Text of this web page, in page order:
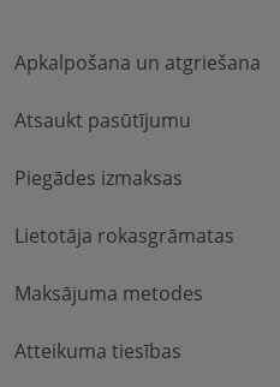
Apkalpošana un atgriešana
Atsaukt pasūtījumu
Piegādes izmaksas
Lietotāja rokasgrāmatas
Maksājuma metodes
Atteikuma tiesības